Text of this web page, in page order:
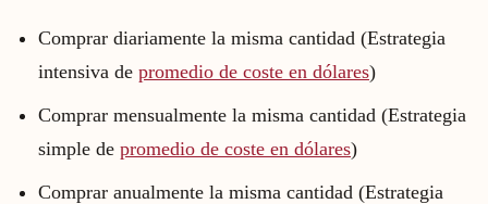
Comprar diariamente la misma cantidad (Estrategia
intensiva de promedio de coste en dólares)
Comprar mensualmente la misma cantidad (Estrategia
simple de promedio de coste en dólares)
Comprar anualmente la misma cantidad (Estrategia